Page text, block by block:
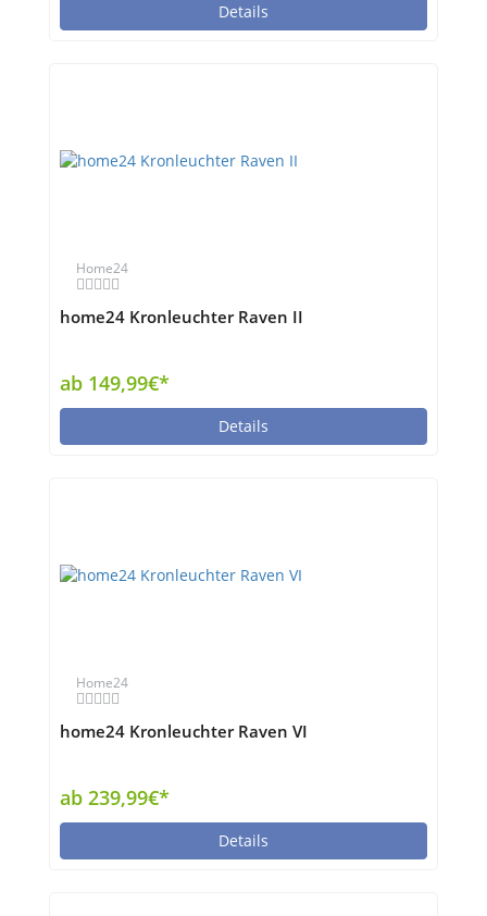
Details
Home24
home24 Kronleuchter Raven II
ab 149,99€*
Details
Home24
home24 Kronleuchter Raven VI
ab 239,99€*
Details